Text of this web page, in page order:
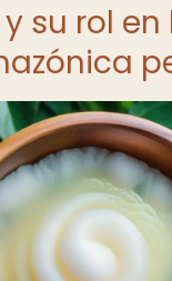
su rol en